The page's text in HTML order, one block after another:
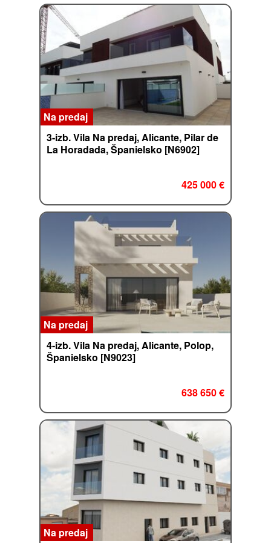
Na predaj
3-izb. Vila Na predaj, Alicante, Pilar de
La Horadada, Španielsko [N6902]
425 000 €
Na predaj
4-izb. Vila Na predaj, Alicante, Polop,
Španielsko [N9023]
638 650 €
Na predaj